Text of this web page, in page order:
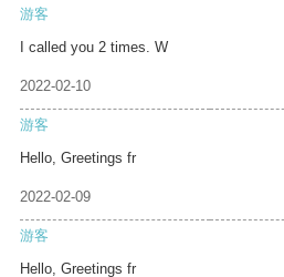
游客
I called you 2 times. W
2022-02-10
游客
Hello, Greetings fr
2022-02-09
游客
Hello, Greetings fr